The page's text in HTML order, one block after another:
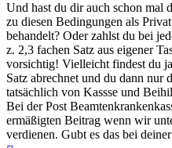
Und hast du dir auch schon mal
zu diesen Bedingungen als
behandelt? Oder zahlst du bei
z. 2,3 fachen Satz aus eigener
vorsichtig! Vielleicht findest du
Satz abrechnet und du dann nur
tatsächlich von Kassse und
Bei der Post
ermäßigten Beitrag wenn wir
verdienen. Gubt es das bei